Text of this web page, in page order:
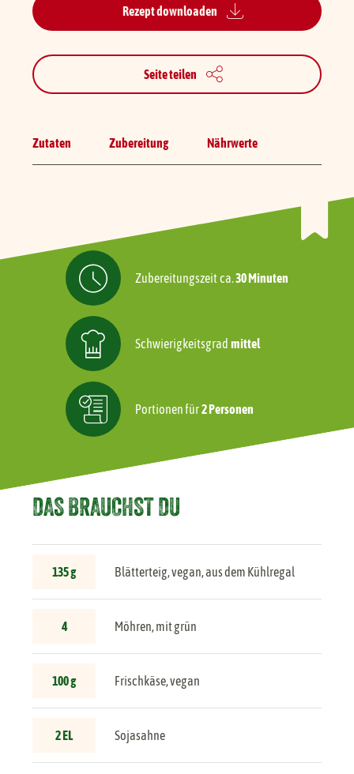
Rezept downloaden
Seite teilen
Zutaten Zubereitung Nährwerte
Zubereitungszeitca.30 Minuten
Schwierigkeitsgrad mittel
Portionen für2 Personen
DAS BRAUCHST DU
135 g Blätterteig, vegan, aus dem Kühlregal
4 Möhren, mit grün
100 g Frischkäse, vegan
2 EL Sojasahne